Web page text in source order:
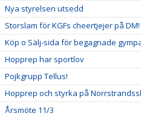
Nya styrelsen utsedd
Storslam för KGFs cheertjejer på DM!
Köp o Sälj-sida för begagnade
Hopprep har sportlov
Pojkgrupp Tellus!
Hopprep och styrka på
Årsmöte 11/3